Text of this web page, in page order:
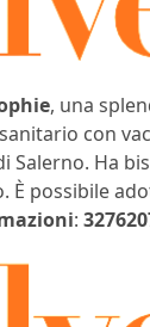
, una
con
Salerno. Ha
È possibile
: